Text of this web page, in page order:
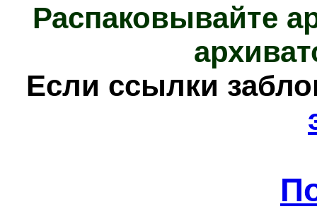
Распаковывайте
Если ссылки